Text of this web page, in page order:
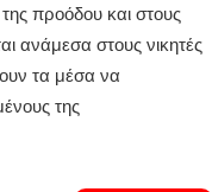
προόδου και στους
ανάμεσα στους νικητές
τα μέσα να
της